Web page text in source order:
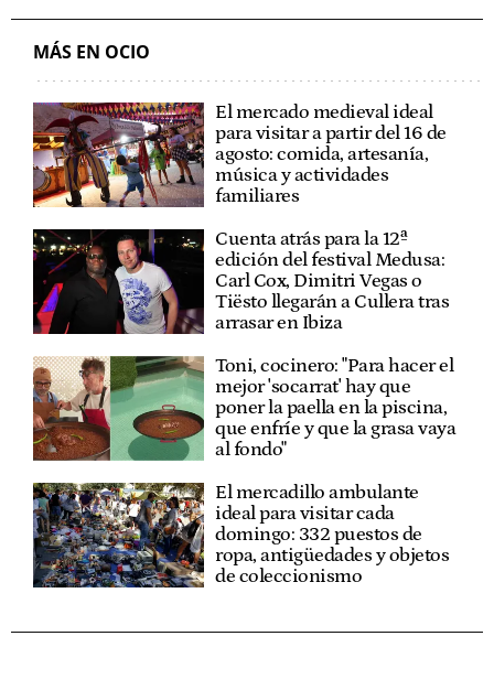
MÁS EN OCIO
El mercado medieval ideal
para visitar a partir del 16 de
agosto: comida, artesanía,
música y actividades
familiares
Cuenta atrás para la 12ª
edición del festival Medusa:
Carl Cox, Dimitri Vegas o
Tiësto llegarán a Cullera tras
arrasar en Ibiza
Toni, cocinero: "Para hacer el
mejor 'socarrat' hay que
poner la paella en la piscina,
que enfríe y que la grasa vaya
al fondo"
El mercadillo ambulante
ideal para visitar cada
domingo: 332 puestos de
ropa, antigüedades y objetos
de coleccionismo